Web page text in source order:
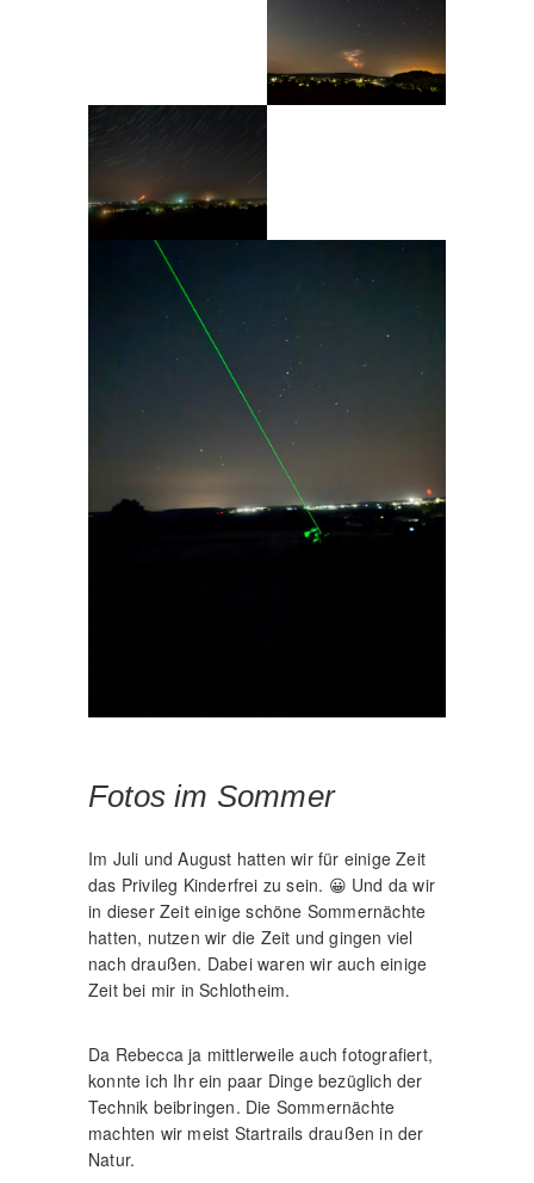
Fotos im Sommer
Im Juli und August hatten wir für einige Zeit
das Privileg Kinderfrei zu sein. 😀 Und da wir
in dieser Zeit einige schöne Sommernächte
hatten, nutzen wir die Zeit und gingen viel
nach draußen. Dabei waren wir auch einige
Zeit bei mir in Schlotheim.
Da Rebecca ja mittlerweile auch fotografiert,
konnte ich Ihr ein paar Dinge bezüglich der
Technik beibringen. Die Sommernächte
machten wir meist Startrails draußen in der
Natur.